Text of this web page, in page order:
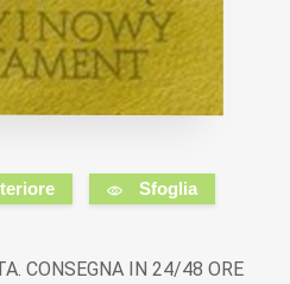
Sfoglia
CONSEGNA IN 24/48 ORE